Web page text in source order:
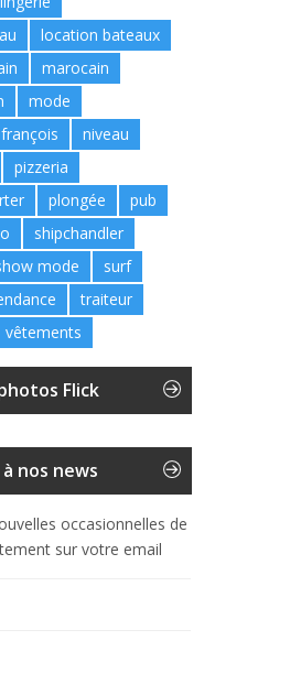
location bateaux
marocain
mode
niveau
pizzeria
plongée
pub
shipchandler
mode
surf
traiteur
vêtements
Flick
nos news
occasionnelles de
sur votre email